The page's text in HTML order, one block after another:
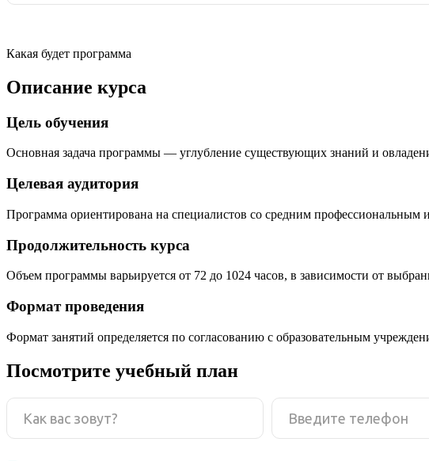
Какая будет программа
Описание курса
Цель обучения
Основная задача программы — углубление существующих знаний и
Целевая аудитория
Программа ориентирована на специалистов со средним профессиональным
Продолжительность курса
Объем программы варьируется от 72 до 1024 часов, в зависимости от
Формат проведения
Формат занятий определяется по согласованию с образовательным
Посмотрите учебный план